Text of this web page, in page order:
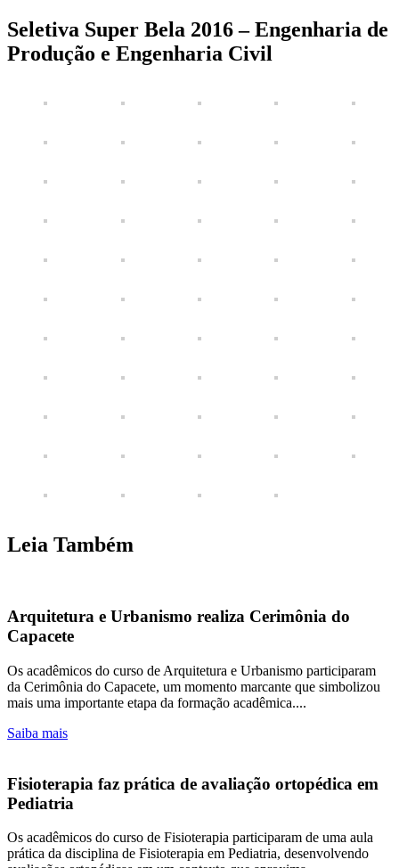
Seletiva Super Bela 2016 – Engenharia de
Produção e Engenharia Civil
Leia Também
Arquitetura e Urbanismo realiza Cerimônia do
Capacete
Os acadêmicos do curso de Arquitetura e Urbanismo participaram
da Cerimônia do Capacete, um momento marcante que simbolizou
mais uma importante etapa da formação acadêmica....
Saiba mais
Fisioterapia faz prática de avaliação ortopédica em
Pediatria
Os acadêmicos do curso de Fisioterapia participaram de uma aula
prática da disciplina de Fisioterapia em Pediatria, desenvolvendo